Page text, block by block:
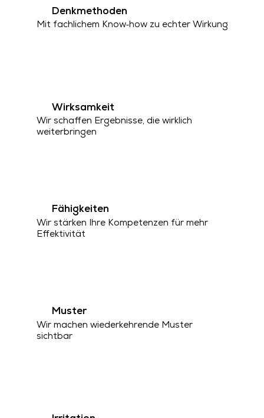
Denkmethoden
Mit fachlichem Know‑how zu echter Wirkung
Wirksamkeit
Wir schaffen Ergebnisse, die wirklich
weiterbringen
Fähigkeiten
Wir stärken Ihre Kompetenzen für mehr
Effektivität
Muster
Wir machen wiederkehrende Muster
sichtbar